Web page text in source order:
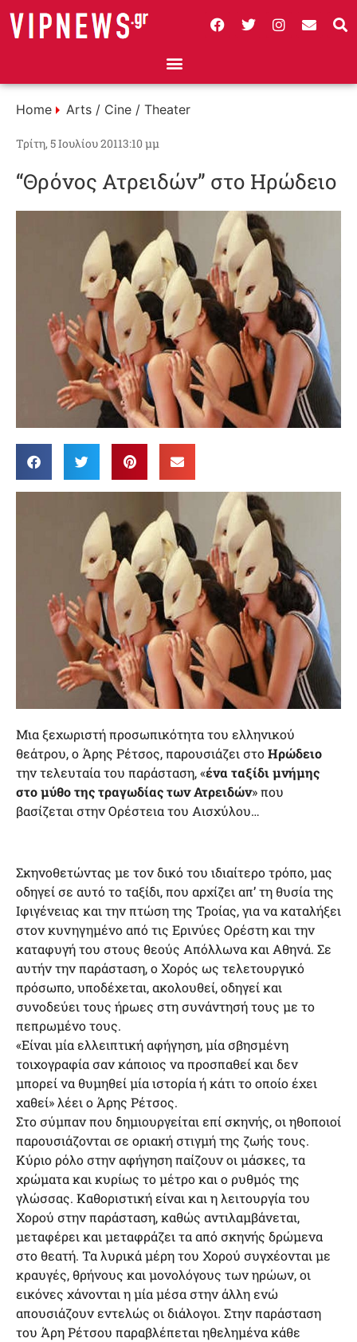
Home Arts / Cine / Theater
Τρίτη, 5 Ιουλίου 20113:10 μμ
“Θρόνος Ατρειδών” στο Ηρώδειο
Μια ξεχωριστή προσωπικότητα του ελληνικού
θεάτρου, ο Άρης Ρέτσος, παρουσιάζει στοΗρώδειο
την τελευταία του παράσταση, «ένα ταξίδι μνήμης
στο μύθο της τραγωδίας των Ατρειδών» που
βασίζεται στην Ορέστεια του Αισχύλου…
Σκηνοθετώντας με τον δικό του ιδιαίτερο τρόπο, μας
οδηγεί σε αυτό το ταξίδι, που αρχίζει απ’ τη θυσία της
Ιφιγένειας και την πτώση της Τροίας, για να καταλήξει
στον κυνηγημένο από τις Ερινύες Ορέστη και την
καταφυγή του στους θεούς Απόλλωνα και Αθηνά. Σε
αυτήν την παράσταση, ο Χορός ως τελετουργικό
πρόσωπο, υποδέχεται, ακολουθεί, οδηγεί και
συνοδεύει τους ήρωες στη συνάντησή τους με το
πεπρωμένο τους.
«Είναι μία ελλειπτική αφήγηση, μία σβησμένη
τοιχογραφία σαν κάποιος να προσπαθεί και δεν
μπορεί να θυμηθεί μία ιστορία ή κάτι το οποίο έχει
χαθεί» λέει ο Άρης Ρέτσος.
Στο σύμπαν που δημιουργείται επί σκηνής, οι ηθοποιοί
παρουσιάζονται σε οριακή στιγμή της ζωής τους.
Κύριο ρόλο στην αφήγηση παίζουν οι μάσκες, τα
χρώματα και κυρίως το μέτρο και ο ρυθμός της
γλώσσας. Καθοριστική είναι και η λειτουργία του
Χορού στην παράσταση, καθώς αντιλαμβάνεται,
μεταφέρει και μεταφράζει τα από σκηνής δρώμενα
στο θεατή. Τα λυρικά μέρη του Χορού συγχέονται με
κραυγές, θρήνους και μονολόγους των ηρώων, οι
εικόνες χάνονται η μία μέσα στην άλλη ενώ
απουσιάζουν εντελώς οι διάλογοι. Στην παράσταση
του Άρη Ρέτσου παραβλέπεται ηθελημένα κάθε